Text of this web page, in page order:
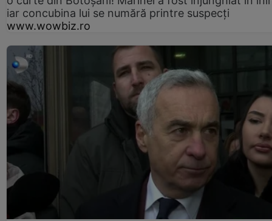
iar concubina lui se numără printre suspecți
www.wowbiz.ro